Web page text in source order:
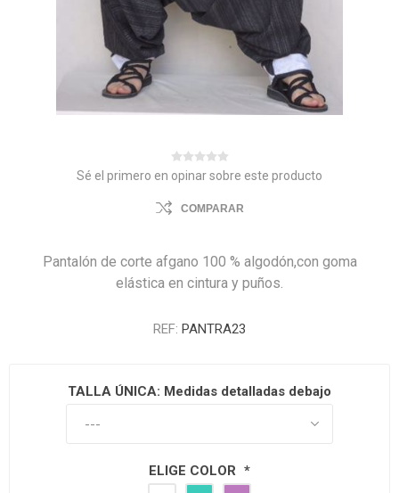
Sé el primero en opinar sobre este producto
COMPARAR
Pantalón de corte afgano 100 % algodón,con goma
elástica en cintura y puños.
REF: PANTRA23
TALLA ÚNICA: Medidas detalladas debajo
ELIGE COLOR *